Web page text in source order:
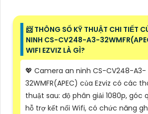
📨 THÔNG SỐ KỸ THUẬT CHI TIẾT
NINH CS-CV248-A3-
WIFI EZVIZ LÀ GÌ?
💖 Camera an ninh CS-CV248-A3-
32WMFR(APEC) của Ezviz có các
thuật sau: độ phân giải 1080p, góc
hỗ trợ kết nối Wifi, có chức năng